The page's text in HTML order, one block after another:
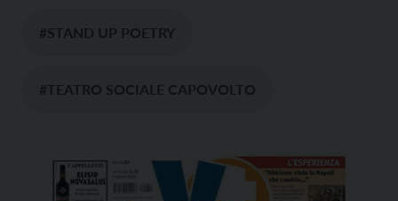
#STAND UP POETRY
#TEATRO SOCIALE CAPOVOLTO